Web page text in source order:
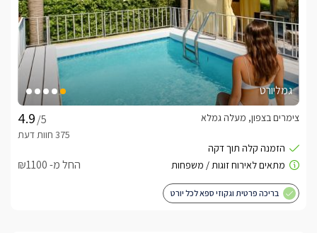
גמליורט
/5
צימרים בצפון, מעלה גמלא
החל מ- ₪1100
בריכה פרטית וגקוזי ספא לכל יורט